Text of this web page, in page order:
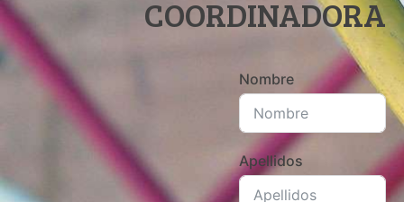
COORDINADORA
Nombre
Apellidos